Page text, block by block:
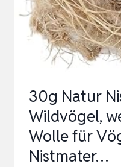
30g Natur
Wildvögel,
Wolle für
Nistmater…